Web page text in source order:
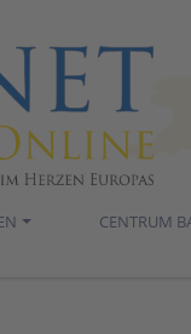
CENTRUM